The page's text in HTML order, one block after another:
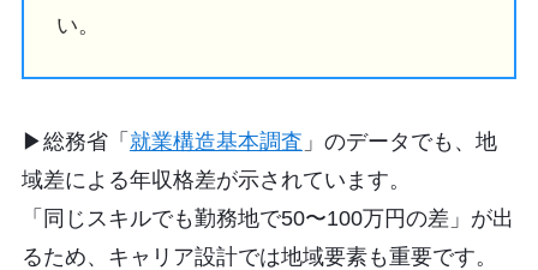
い。
▶︎総務省「 就業構造基本調査 」のデータでも、地
域差による年収格差が示されています。
「同じスキルでも勤務地で50〜100万円の差」が出
るため、キャリア設計では地域要素も重要です。